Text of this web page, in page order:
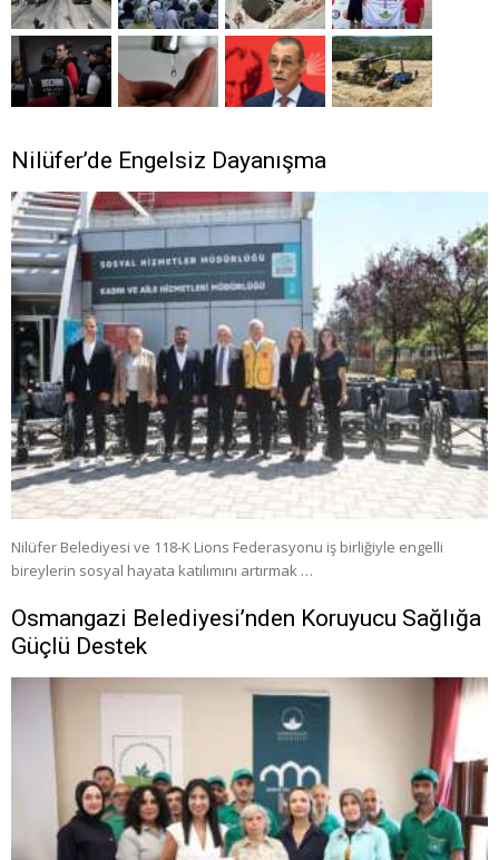
Nilüfer’de Engelsiz Dayanışma
Nilüfer Belediyesi ve 118-K Lions Federasyonu iş birliğiyle engelli
bireylerin sosyal hayata katılımını artırmak …
Osmangazi Belediyesi’nden Koruyucu Sağlığa
Güçlü Destek